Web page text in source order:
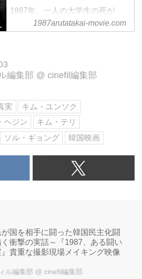
1987年、一人の大学生の死が
人々の心に火をつけた—。国民が
マート新宿他、全国順次ロードシ
1987arutatakai-movie.com
編集部 @ cinefil編集部
実
キム・ユンソク
ヘジン
キム・テリ
ソル・ギョング 韓国映画
が国を相手に闘った韓国民主化闘
衝撃の実話～『1987、ある闘い
貴重な撮影現場メイキング映像
ル編集部 @ cinefil編集部